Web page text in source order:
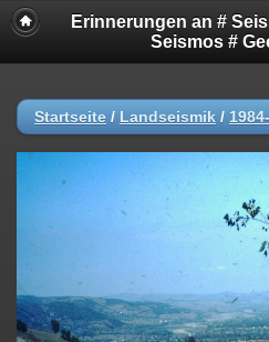
Erinnerungen an #
Seismos #
Startseite / Landseismik /